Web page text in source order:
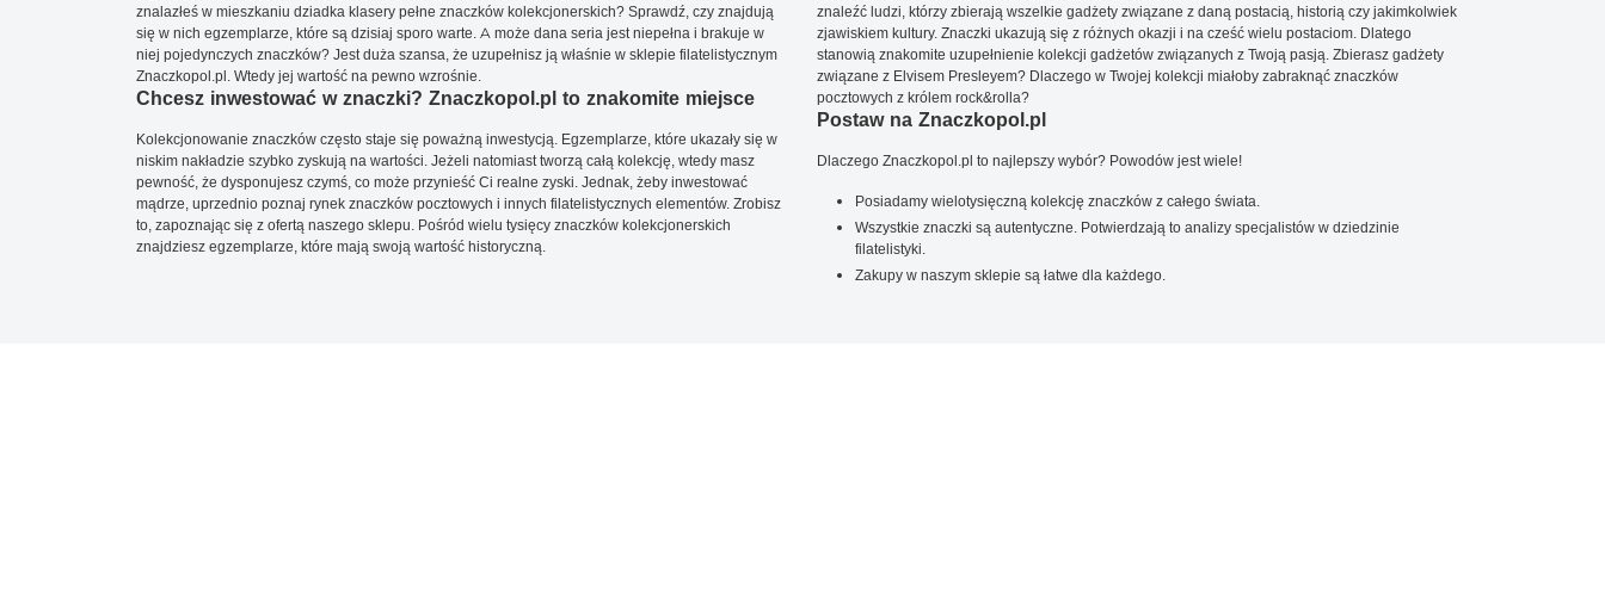
znalazłeś w mieszkaniu dziadka klasery pełne znaczków kolekcjonerskich? Sprawdź, czy znajdują
się w nich egzemplarze, które są dzisiaj sporo warte. A może dana seria jest niepełna i brakuje w
niej pojedynczych znaczków? Jest duża szansa, że uzupełnisz ją właśnie w sklepie filatelistycznym
Znaczkopol.pl. Wtedy jej wartość na pewno wzrośnie.
Chcesz inwestować w znaczki? Znaczkopol.pl to znakomite miejsce
Kolekcjonowanie znaczków często staje się poważną inwestycją. Egzemplarze, które ukazały się w
niskim nakładzie szybko zyskują na wartości. Jeżeli natomiast tworzą całą kolekcję, wtedy masz
pewność, że dysponujesz czymś, co może przynieść Ci realne zyski. Jednak, żeby inwestować
mądrze, uprzednio poznaj rynek znaczków pocztowych i innych filatelistycznych elementów. Zrobisz
to, zapoznając się z ofertą naszego sklepu. Pośród wielu tysięcy znaczków kolekcjonerskich
znajdziesz egzemplarze, które mają swoją wartość historyczną.
znaleźć ludzi, którzy zbierają wszelkie gadżety związane z daną postacią, historią czy jakimkolwiek
zjawiskiem kultury. Znaczki ukazują się z różnych okazji i na cześć wielu postaciom. Dlatego
stanowią znakomite uzupełnienie kolekcji gadżetów związanych z Twoją pasją. Zbierasz gadżety
związane z Elvisem Presleyem? Dlaczego w Twojej kolekcji miałoby zabraknąć znaczków
pocztowych z królem rock&rolla?
Postaw na Znaczkopol.pl
Dlaczego Znaczkopol.pl to najlepszy wybór? Powodów jest wiele!
Posiadamy wielotysięczną kolekcję znaczków z całego świata.
Wszystkie znaczki są autentyczne. Potwierdzają to analizy specjalistów w dziedzinie
filatelistyki.
Zakupy w naszym sklepie są łatwe dla każdego.